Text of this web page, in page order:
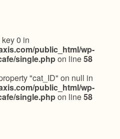
0 in
public_html/wp-
single.phpon line58
"cat_ID" on null in
public_html/wp-
single.phpon line58